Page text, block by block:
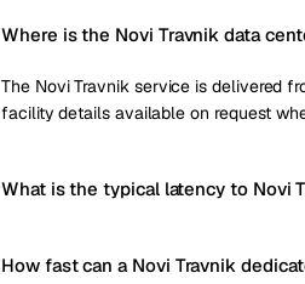
Where is the Novi Travnik data
The Novi Travnik service is delivered
facility details available on request
What is the typical latency to Novi
How fast can a Novi Travnik